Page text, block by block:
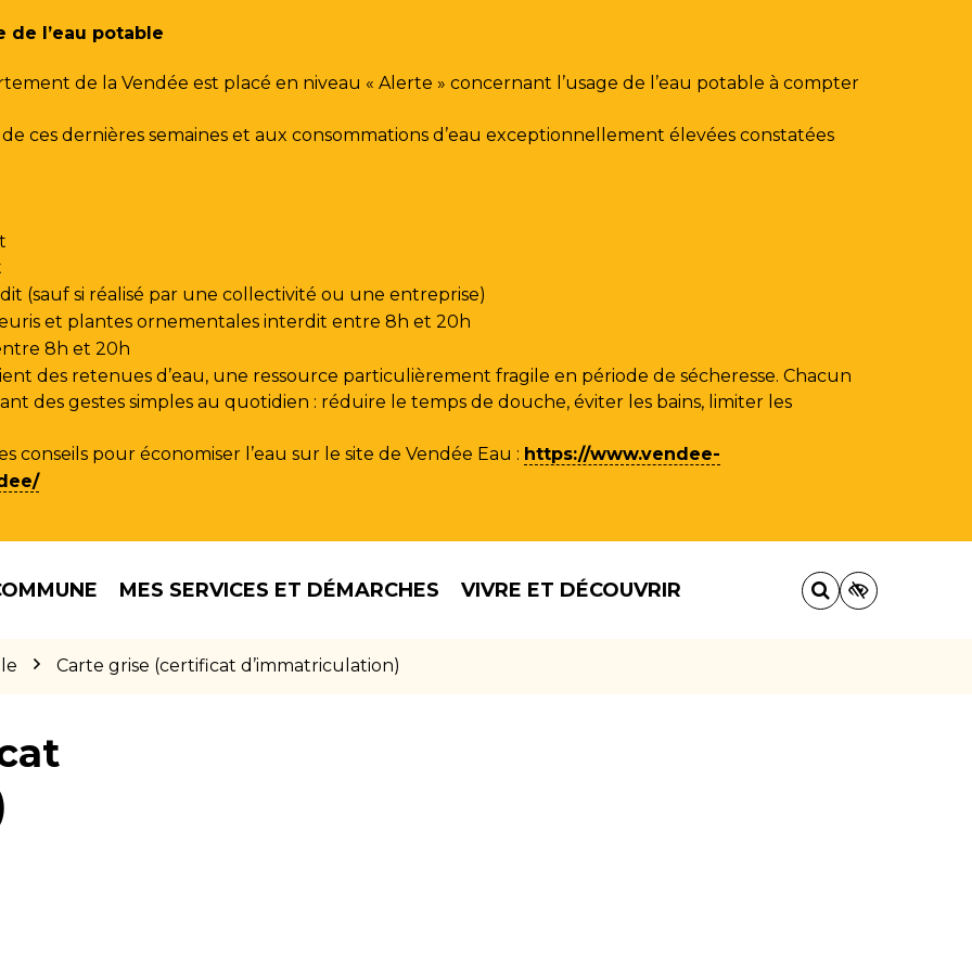
de l’eau potable
de la Vendée est placé en niveau « Alerte » concernant l’usage de l’eau potable à compter
ces dernières semaines et aux consommations d’eau exceptionnellement élevées constatées
(sauf si réalisé par une collectivité ou une entreprise)
et plantes ornementales interdit entre 8h et 20h
8h et 20h
des retenues d’eau, une ressource particulièrement fragile en période de sécheresse. Chacun
des gestes simples au quotidien : réduire le temps de douche, éviter les bains, limiter les
conseils pour économiser l’eau sur le site de Vendée Eau : https://www.vendee-
MES SERVICES ET DÉMARCHES VIVRE ET DÉCOUVRIR
Carte grise (certificat d’immatriculation)